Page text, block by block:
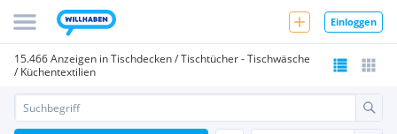
Einloggen
15.466 Anzeigen in Tischdecken / Tischtücher - Tischwäsche
/ Küchentextilien